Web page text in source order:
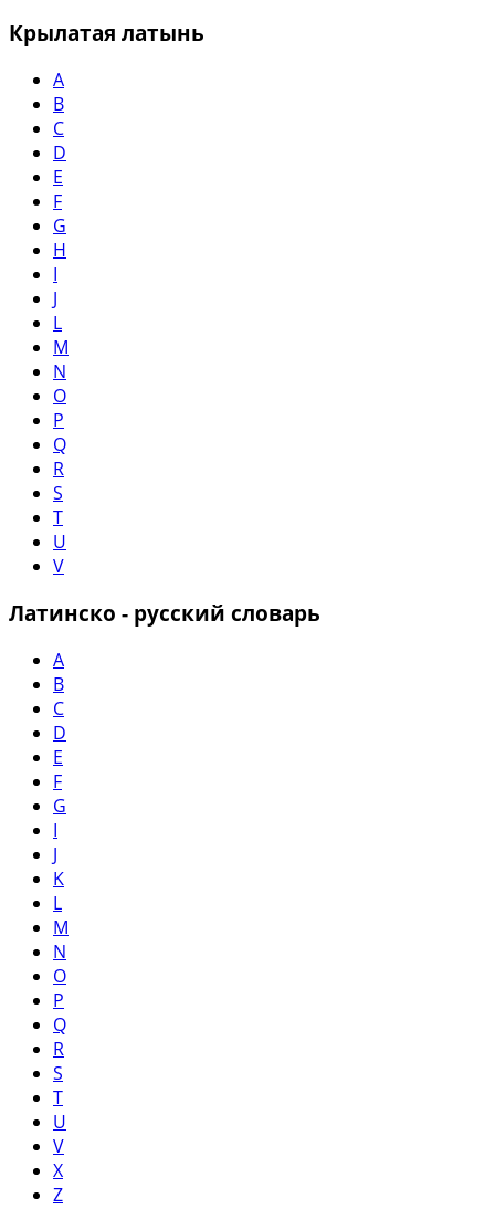
Крылатая латынь
A
B
C
D
E
F
G
H
I
J
L
M
N
O
P
Q
R
S
T
U
V
Латинско - русский словарь
A
B
C
D
E
F
G
I
J
K
L
M
N
O
P
Q
R
S
T
U
V
X
Z